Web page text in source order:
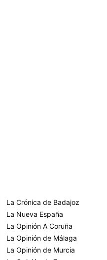
La Crónica de Badajoz
La Nueva España
La Opinión A Coruña
La Opinión de Málaga
La Opinión de Murcia